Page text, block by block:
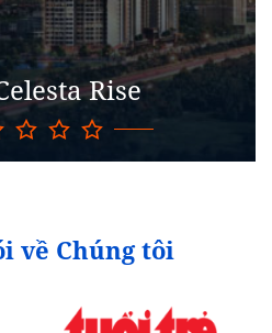
Rise
về Chúng tôi